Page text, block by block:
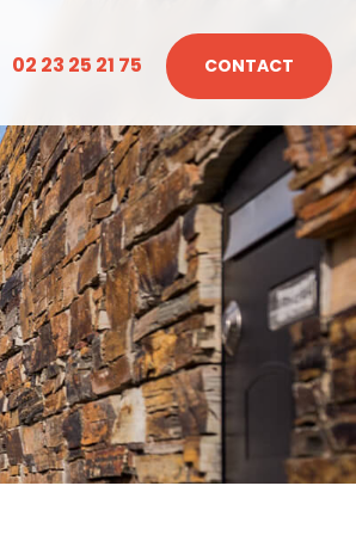
02 23 25 21 75 CONTACT